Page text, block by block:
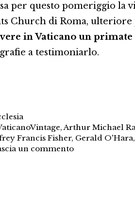
per questo pomeriggio la
Church di Roma, ulteriore
in Vaticano un primate
a testimoniarlo.
,Arthur Michael
Francis Fisher, Gerald O'Hara,
un commento